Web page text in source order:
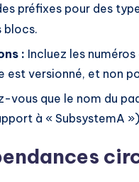
préfixes pour des
blocs.
: Incluez les
est versionné, et non
vous que le nom du
à « SubsystemA